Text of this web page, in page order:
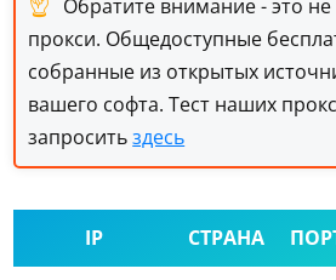
Обратите внимание - это
прокси. Общедоступные
собранные из открытых
вашего софта. Тест наших
запроситьздесь
IP СТРАНА